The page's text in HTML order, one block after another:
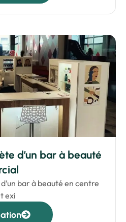
d’un bar à beauté
bar à beauté en centre
exi